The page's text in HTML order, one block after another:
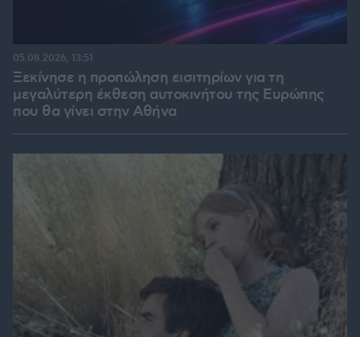
Ξεκίνησε η προπώληση εισιτηρίων για τη
μεγαλύτερη έκθεση αυτοκινήτου της Ευρώπης
που θα γίνει στην Αθήνα
05.08.2026, 13:51